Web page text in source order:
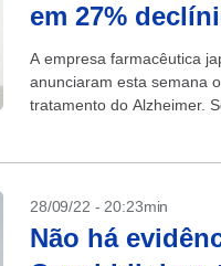
em 27%
A empresa farmacêutica
anunciaram esta semana
tratamento do Alzheimer.
28/09/22 - 20:23min
Não há